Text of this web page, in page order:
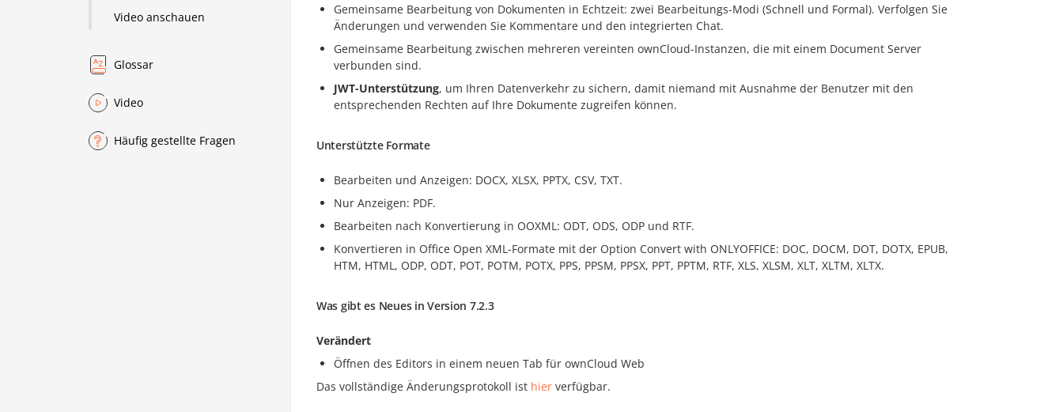
Video anschauen
Glossar
Video
Häufig gestellte Fragen
Gemeinsame Bearbeitung von Dokumenten in Echtzeit: zwei Bearbeitungs-Modi (Schnell und Formal). Verfolgen Sie
Änderungen und verwenden Sie Kommentare und den integrierten Chat.
Gemeinsame Bearbeitung zwischen mehreren vereinten ownCloud-Instanzen, die mit einem Document Server
verbunden sind.
JWT-Unterstützung, um Ihren Datenverkehr zu sichern, damit niemand mit Ausnahme der Benutzer mit den
entsprechenden Rechten auf Ihre Dokumente zugreifen können.
Unterstützte Formate
Bearbeiten und Anzeigen: DOCX, XLSX, PPTX, CSV, TXT.
Nur Anzeigen: PDF.
Bearbeiten nach Konvertierung in OOXML: ODT, ODS, ODP und RTF.
Konvertieren in Office Open XML-Formate mit der Option Convert with ONLYOFFICE: DOC, DOCM, DOT, DOTX, EPUB,
HTM, HTML, ODP, ODT, POT, POTM, POTX, PPS, PPSM, PPSX, PPT, PPTM, RTF, XLS, XLSM, XLT, XLTM, XLTX.
Was gibt es Neues in Version 7.2.3
Verändert
Öffnen des Editors in einem neuen Tab für ownCloud Web
Das vollständige Änderungsprotokoll ist hier verfügbar.